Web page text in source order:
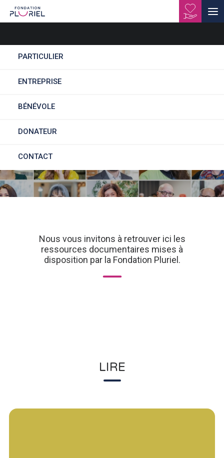
PARTICULIER
ENTREPRISE
BÉNÉVOLE
DONATEUR
CONTACT
Nos publications
Nous vous invitons à retrouver ici les
ressources documentaires mises à
disposition par la Fondation Pluriel.
LIRE